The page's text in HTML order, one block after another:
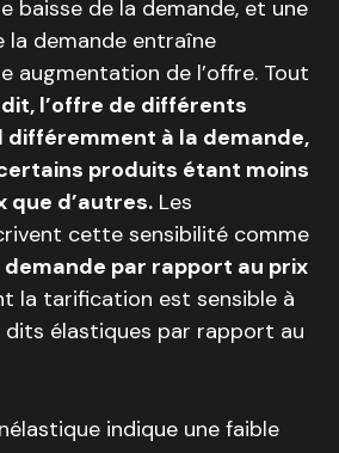
baisse de la demande, et une
la demande entraîne
augmentation de l’offre. Tout
l’offre de différents
à la demande,
produits étant moins
que d’autres. Les
cette sensibilité comme
demande par rapport au prix
la tarification est sensible à
dits élastiques par rapport au
indique une faible